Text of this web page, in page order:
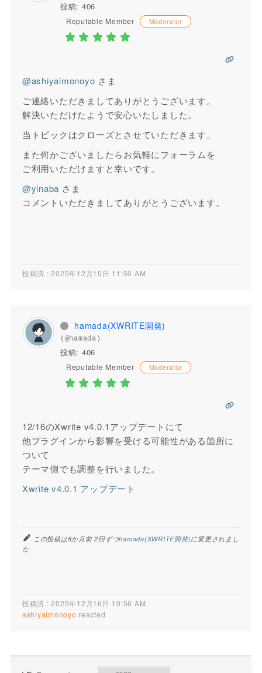
投稿: 406
Reputable Member Moderator
@ashiyaimonoyo さま
ご連絡いただきましてありがとうございます。
解決いただけたようで安心いたしました。
当トピックはクローズとさせていただきます。
また何かございましたらお気軽にフォーラムを
ご利用いただけますと幸いです。
@yinaba さま
コメントいただきましてありがとうございます。
投稿済 : 2025年12月15日 11:50 AM
hamada(XWRITE開発)
(@hamada)
投稿: 406
Reputable Member Moderator
12/16のXwrite v4.0.1アップデートにて
他プラグインから影響を受ける可能性がある箇所に
ついて
テーマ側でも調整を行いました。
Xwrite v4.0.1 アップデート
この投稿は8か月前 2回ずつhamada(XWRITE開発)に変更されまし
た
投稿済 : 2025年12月16日 10:56 AM
ashiyaimonoyo reacted